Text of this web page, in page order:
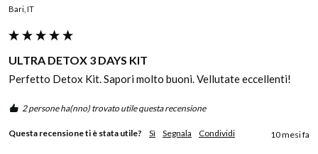
Bari, IT
ULTRA DETOX 3 DAYS KIT
Perfetto Detox Kit. Sapori molto buoni. Vellutate eccellenti!
2 persone ha(nno) trovato utile questa recensione
Questa recensione ti è stata utile? Sì Segnala Condividi 10 mesi fa